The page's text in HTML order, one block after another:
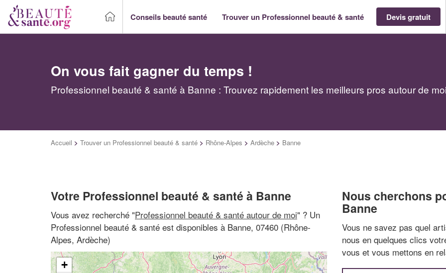
Conseils beauté santé Trouver un Professionnel beauté & santé Devis gratuit
On vous fait gagner du temps !
Professionnel beauté & santé à Banne : Trouvez rapidement les meilleurs pros autour de moi
Accueil > Trouver un Professionnel beauté & santé > Rhône-Alpes > Ardèche > Banne
Votre Professionnel beauté & santé à Banne
Vous avez recherché "Professionnel beauté & santé autour de moi" ? Un
Professionnel beauté & santé est disponibles à Banne, 07460 (Rhône-
Alpes, Ardèche)
+
Nous cherchons
Banne
Vous ne savez pas quel
nous en quelques clics
vous et vous mettons en